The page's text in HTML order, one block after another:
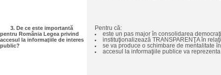
3. De ce este importantă
pentru România Legea privind
accesul la informaţiile de interes
public?
Pentru că:
este un pas major în consolidarea
instituţionalizează TRANSPARENŢA în
se va produce o schimbare de mentalitate
accesul la informaţiile publice va